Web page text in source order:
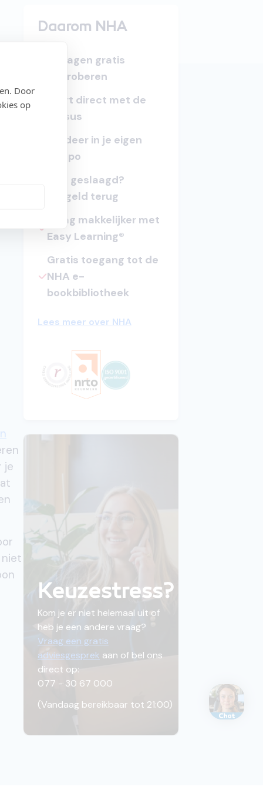
Door
op
je
Daarom NHA
15 dagen gratis
uitproberen
Start direct met de
cursus
Studeer in je eigen
tempo
Niet geslaagd?
Lesgeld terug
Slaag makkelijker met
Easy Learning®
Gratis toegang tot de
NHA e-
bookbibliotheek
Lees meer over NHA
Keuzestress?
Kom je er niet helemaal uit of
heb je een andere vraag?
Vraag een gratis
adviesgesprek aan of bel ons
direct op:
077 - 30 67 000
(Vandaag bereikbaar tot 21:00)